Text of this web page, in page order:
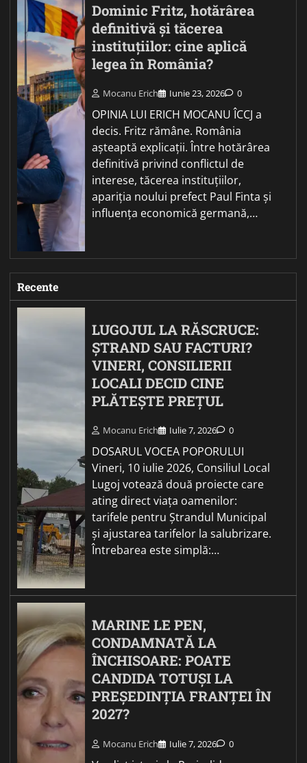
Dominic Fritz, hotărârea
definitivă și tăcerea
instituțiilor: cine aplică
legea în România?
Mocanu Erich Iunie 23, 2026 0
OPINIA LUI ERICH MOCANU ÎCCJ a
decis. Fritz rămâne. România
așteaptă explicații. Între hotărârea
definitivă privind conflictul de
interese, tăcerea instituțiilor,
apariția noului prefect Paul Finta și
influența economică germană,…
Recente
LUGOJUL LA RĂSCRUCE:
ȘTRAND SAU FACTURI?
VINERI, CONSILIERII
LOCALI DECID CINE
PLĂTEȘTE PREȚUL
Mocanu Erich Iulie 7, 2026 0
DOSARUL VOCEA POPORULUI
Vineri, 10 iulie 2026, Consiliul Local
Lugoj votează două proiecte care
ating direct viața oamenilor:
tarifele pentru Ștrandul Municipal
și ajustarea tarifelor la salubrizare.
Întrebarea este simplă:…
MARINE LE PEN,
CONDAMNATĂ LA
ÎNCHISOARE: POATE
CANDIDA TOTUȘI LA
PREȘEDINȚIA FRANȚEI ÎN
2027?
Mocanu Erich Iulie 7, 2026 0